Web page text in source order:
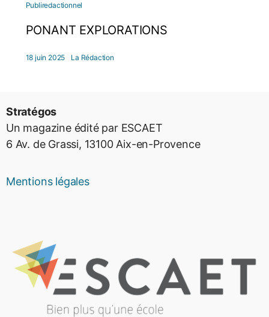
Publiredactionnel
PONANT EXPLORATIONS
18 juin 2025 La Rédaction
Stratégos
Un magazine édité par ESCAET
6 Av. de Grassi, 13100 Aix-en-Provence
Mentions légales